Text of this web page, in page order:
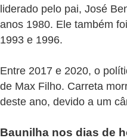
liderado pelo pai, José
anos 1980. Ele também
1993 e 1996.
Entre 2017 e 2020, o
de Max Filho. Carreta
deste ano, devido a um
Baunilha nos dias de